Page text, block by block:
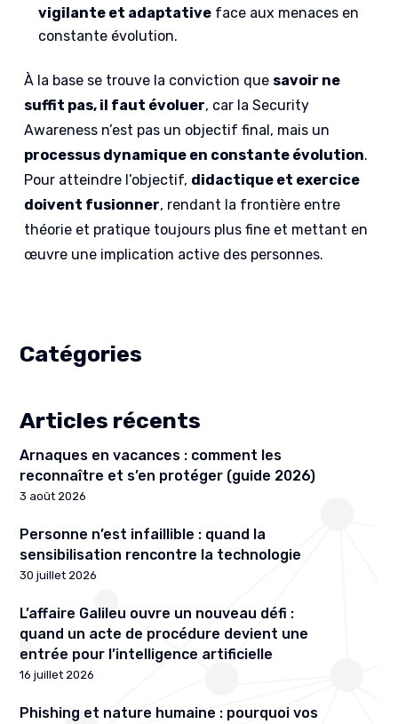
Catégories
Articles récents
Arnaques en vacances : comment les
reconnaître et s’en protéger (guide 2026)
3 août 2026
Personne n’est infaillible : quand la
sensibilisation rencontre la technologie
30 juillet 2026
L’affaire Galileu ouvre un nouveau défi :
quand un acte de procédure devient une
entrée pour l’intelligence artificielle
16 juillet 2026
Phishing et nature humaine : pourquoi vos
vigilante et adaptative face aux menaces en
constante évolution.
À la base se trouve la conviction que savoir ne
suffit pas, il faut évoluer, car la Security
Awareness n’est pas un objectif final, mais un
processus dynamique en constante évolution.
Pour atteindre l’objectif, didactique et exercice
doivent fusionner, rendant la frontière entre
théorie et pratique toujours plus fine et mettant en
œuvre une implication active des personnes.